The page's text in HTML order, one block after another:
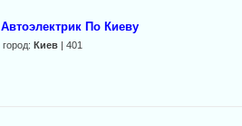
Автоэлектрик По Киеву
город: Киев | 401